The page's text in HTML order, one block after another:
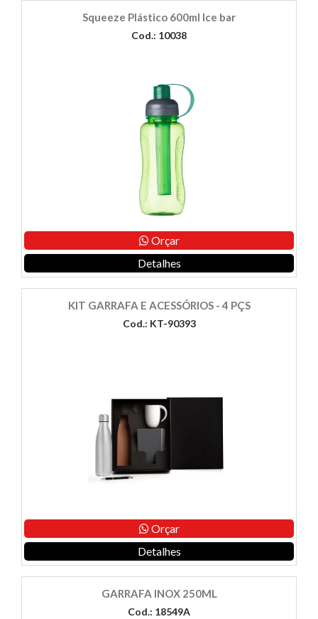
Squeeze Plástico 600ml Ice bar
Cod.: 10038
Orçar
Detalhes
KIT GARRAFA E ACESSÓRIOS - 4 PÇS
Cod.: KT-90393
Orçar
Detalhes
GARRAFA INOX 250ML
Cod.: 18549A